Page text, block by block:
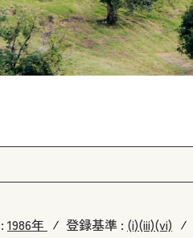
1986年 登録基準 : (i)(iii)(vi)